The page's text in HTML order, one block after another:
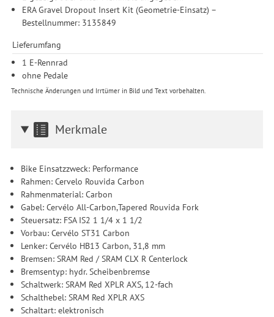
ERA Gravel Dropout Insert Kit (Geometrie-Einsatz) –
Bestellnummer: 3135849
Lieferumfang
1 E-Rennrad
ohne Pedale
Technische Änderungen und Irrtümer in Bild und Text vorbehalten.
Merkmale
Bike Einsatzzweck: Performance
Rahmen: Cervelo Rouvida Carbon
Rahmenmaterial: Carbon
Gabel: Cervélo All-Carbon,Tapered Rouvida Fork
Steuersatz: FSA IS2 1 1/4 x 1 1/2
Vorbau: Cervélo ST31 Carbon
Lenker: Cervélo HB13 Carbon, 31,8 mm
Bremsen: SRAM Red / SRAM CLX R Centerlock
Bremsentyp: hydr. Scheibenbremse
Schaltwerk: SRAM Red XPLR AXS, 12-fach
Schalthebel: SRAM Red XPLR AXS
Schaltart: elektronisch